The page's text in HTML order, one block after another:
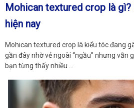
Mohican textured crop là
hiện nay
Mohican textured crop là kiểu tóc đang
gần đây nhờ vẻ ngoài “ngầu” nhưng vẫn
bạn từng thấy nhiều …